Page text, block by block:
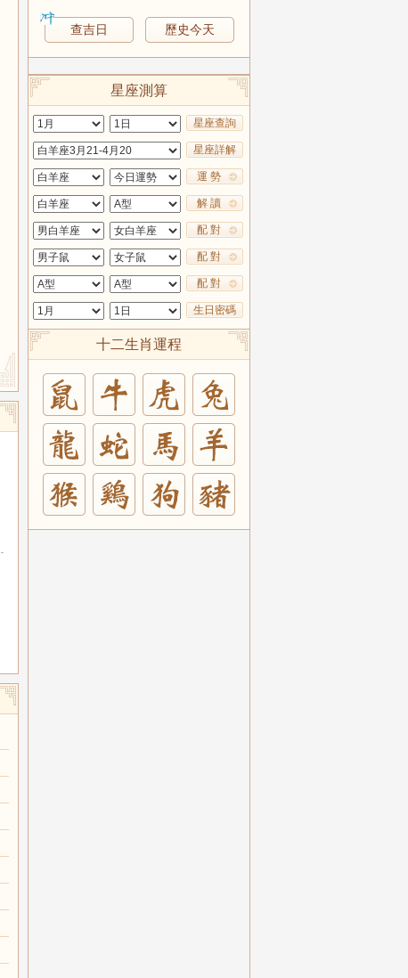
查吉日 歷史今天
星座測算
星座查詢
星座詳解
運 勢
解 讀
配 對
配 對
配 對
生日密碼
十二生肖運程
兔
羊